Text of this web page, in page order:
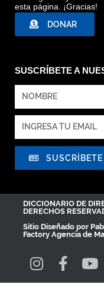
esta página. ¡Gracias!
DONAR
SUSCRÍBETE A
SUSCRÍBETE
DICCIONARIO DE
DERECHOS
Sitio Diseñado por
Factory Agencia de